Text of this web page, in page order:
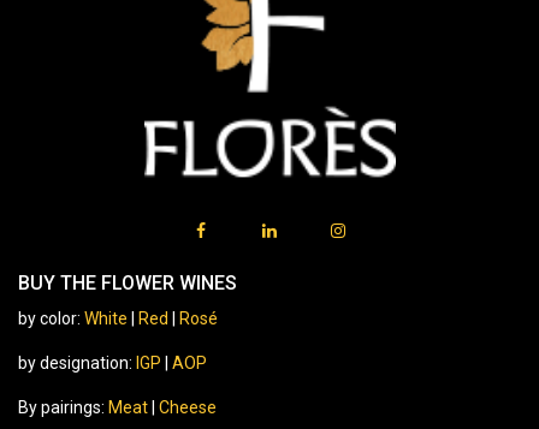
BUY THE FLOWER WINES
by color: White Red Rosé
by designation: IGP AOP
By pairings: Meat Cheese